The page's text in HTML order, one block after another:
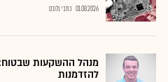
01.08.2026 כתבי גלובס
מנהל ההשקעות
להזדמנות